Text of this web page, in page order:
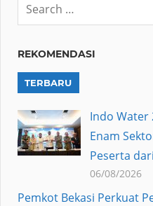
REKOMENDASI
TERBARU
Indo Water
Enam
Peserta
06/08/2026
Pemkot Bekasi Perkuat